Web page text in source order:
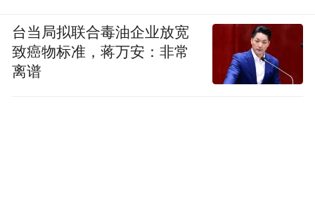
台当局拟联合毒油企业放宽
致癌物标准，蒋万安：非常
离谱